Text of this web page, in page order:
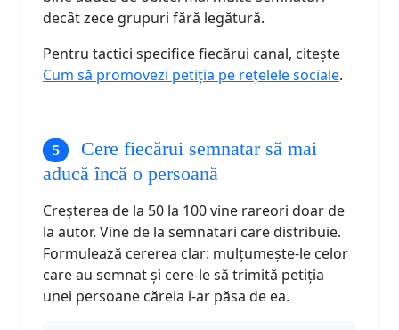
decât zece grupuri fără legătură.
Pentru tactici specifice fiecărui canal, citește
Cum să promovezi petiția pe rețelele sociale.
Cere fiecărui semnatar să mai
aducă încă o persoană
Creșterea de la 50 la 100 vine rareori doar de
la autor. Vine de la semnatari care distribuie.
Formulează cererea clar: mulțumește-le celor
care au semnat și cere-le să trimită petiția
unei persoane căreia i-ar păsa de ea.